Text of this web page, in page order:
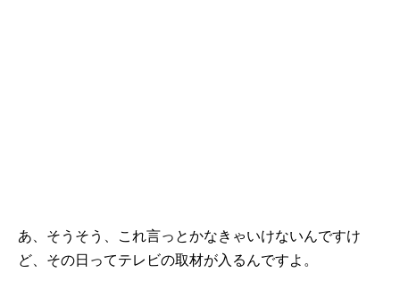
あ、そうそう、これ言っとかなきゃいけないんですけ
ど、その日ってテレビの取材が入るんですよ。